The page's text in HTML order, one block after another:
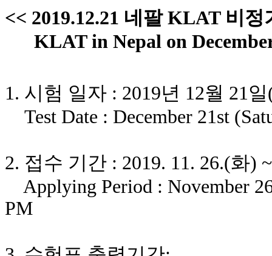
<< 2019.12.21 네팔 KLAT 비정
KLAT in Nepal on
1. 시험 일자 : 2019년 12월 21일
Test Date : December 21st
2. 접수 기간 : 2019. 11. 26.(화)
Applying Period : November
PM